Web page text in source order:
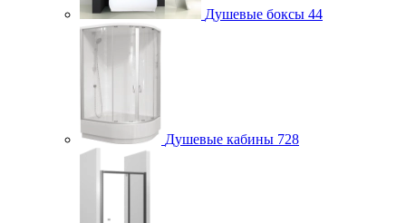
Душевые боксы 44
Душевые кабины 728